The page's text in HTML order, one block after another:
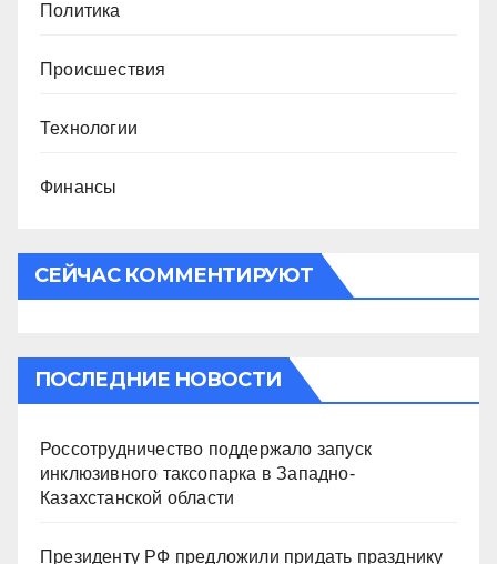
Политика
Происшествия
Технологии
Финансы
СЕЙЧАС КОММЕНТИРУЮТ
ПОСЛЕДНИЕ НОВОСТИ
Россотрудничество поддержало запуск
инклюзивного таксопарка в Западно-
Казахстанской области
Президенту РФ предложили придать празднику